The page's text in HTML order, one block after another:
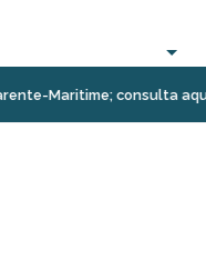
Maritime; consulta aquí
AlquileresMartin Vincent